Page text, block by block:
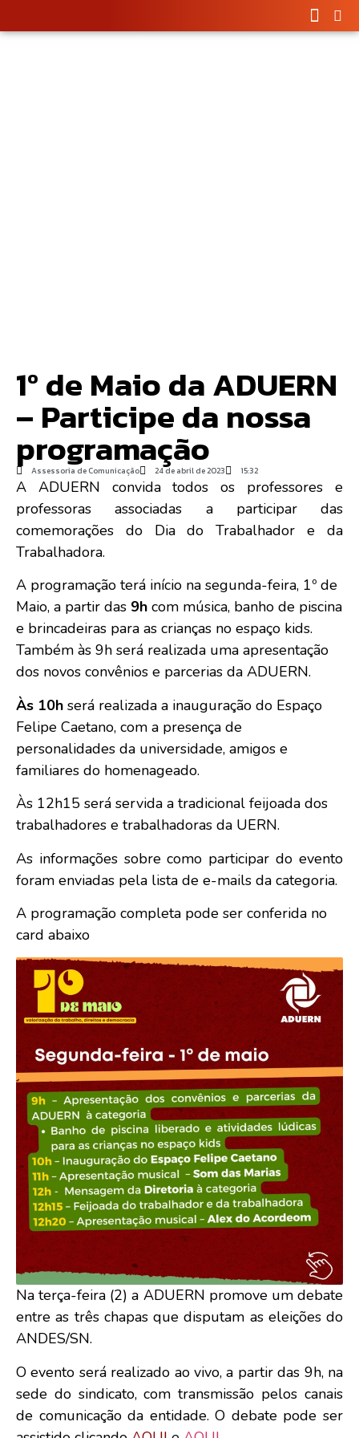
1º de Maio da ADUERN
– Participe da nossa
programação
Assessoria de Comunicação 24 de abril de 2023 15:32
A ADUERN convida todos os professores e
professoras associadas a participar das
comemorações do Dia do Trabalhador e da
Trabalhadora.
A programação terá início na segunda-feira, 1º de
Maio, a partir das 9h com música, banho de piscina
e brincadeiras para as crianças no espaço kids.
Também às 9h será realizada uma apresentação
dos novos convênios e parcerias da ADUERN.
Às 10h será realizada a inauguração do Espaço
Felipe Caetano, com a presença de
personalidades da universidade, amigos e
familiares do homenageado.
Às 12h15 será servida a tradicional feijoada dos
trabalhadores e trabalhadoras da UERN.
As informações sobre como participar do evento
foram enviadas pela lista de e-mails da categoria.
A programação completa pode ser conferida no
card abaixo
Na terça-feira (2) a ADUERN promove um debate
entre as três chapas que disputam as eleições do
ANDES/SN.
O evento será realizado ao vivo, a partir das 9h, na
sede do sindicato, com transmissão pelos canais
de comunicação da entidade. O debate pode ser